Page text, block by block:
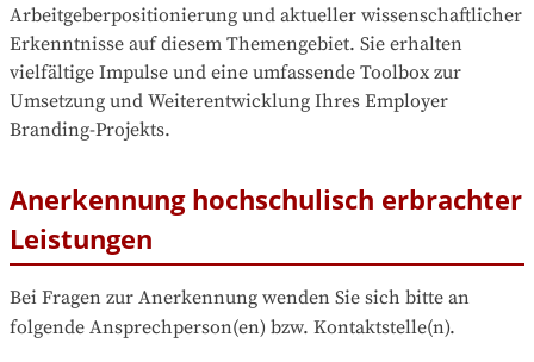
Arbeitgeberpositionierung und aktueller wissenschaftlicher
Erkenntnisse auf diesem Themengebiet. Sie erhalten
vielfältige Impulse und eine umfassende Toolbox zur
Umsetzung und Weiterentwicklung Ihres Employer
Branding-Projekts.
Anerkennung hochschulisch erbrachter
Leistungen
Bei Fragen zur Anerkennung wenden Sie sich bitte an
folgende Ansprechperson(en) bzw. Kontaktstelle(n).